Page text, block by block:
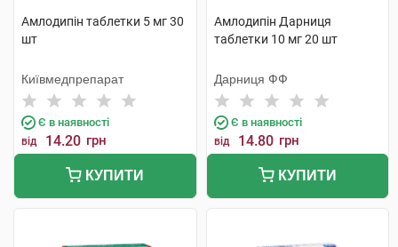
Амлодипін таблетки 5 мг 30
шт
Київмедпрепарат
Є в наявності
від 14.20 грн
КУПИТИ
Амлодипін Дарниця
таблетки 10 мг 20 шт
Дарниця ФФ
Є в наявності
від 14.80 грн
КУПИТИ